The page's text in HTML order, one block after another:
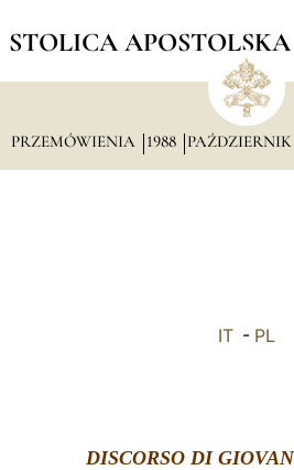
STOLICA APOSTOLSKA
PRZEMÓWIENIA 1988 PAŹDZIERNIK
IT - PL
DISCORSO DI